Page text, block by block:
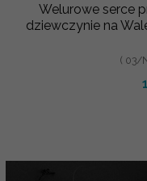
Welurowe serce
dziewczynie na
( 03/